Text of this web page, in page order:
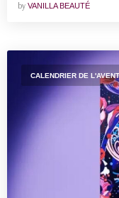
by VANILLA BEAUTÉ
CALENDRIER DE